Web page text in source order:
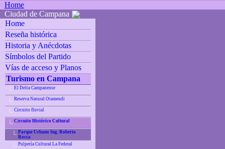
Home
Ciudad de Campana
Home
Reseña histórica
Historia y Anécdotas
Símbolos del Partido
Vías de acceso y Planos
Turismo en Campana
El Delta Campanense
Reserva Natural Otamendi
Circuito fluvial
Circuito Histórico Cultural
Parque Urbano Ing. Roberto
Rocca
Pulpería Cultural La Federal